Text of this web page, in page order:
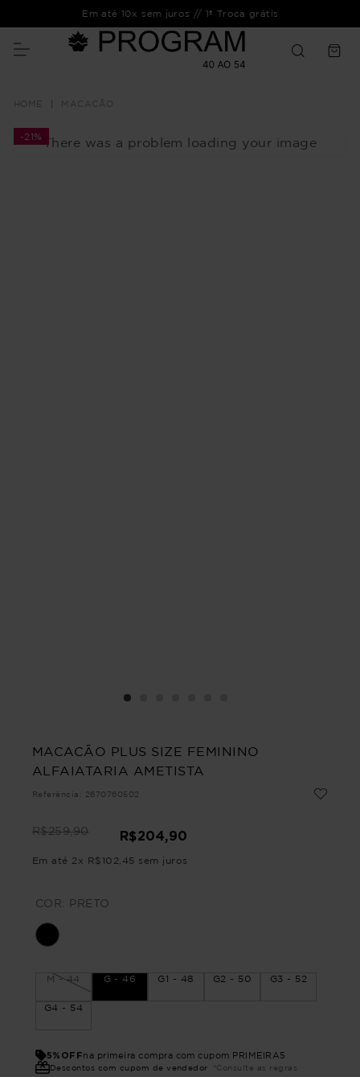
Em até 10x sem juros // 1ª Troca grátis
MACACÃO
There was a problem loading your image
-21%
MACACÃO PLUS SIZE FEMININO
ALFAIATARIA AMETISTA
Referência : 2670760502
R$259,90 R$204,90
Em até 2 x R$ 102 45 sem juros
COR: PRETO
M - 44 G - 46 G1 - 48 G2 - 50 G3 - 52
G4 - 54
5%OFFna primeira compra com cupom PRIMEIRA5
Descontos com cupom de vendedor *Consulte as regras